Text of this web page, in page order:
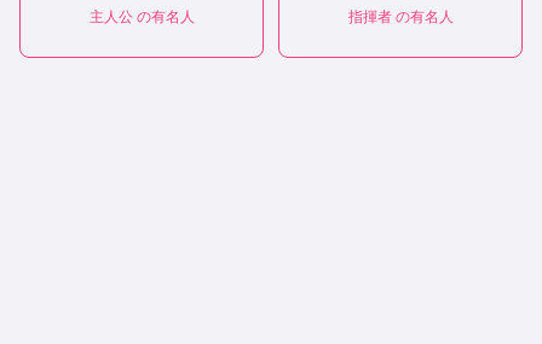
主人公の有名人 指揮者の有名人